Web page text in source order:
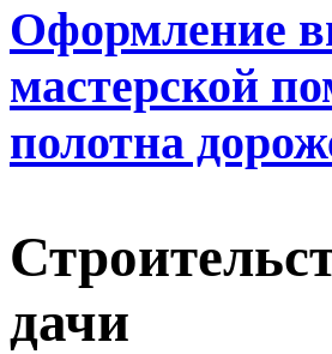
Оформление
мастерской
полотна
дачи